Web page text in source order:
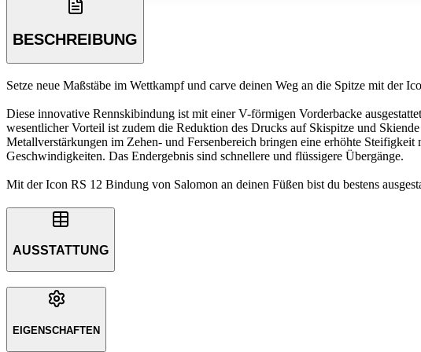
BESCHREIBUNG
Setze neue Maßstäbe im Wettkampf und carve deinen Weg an die Spitze mit der
Diese innovative Rennskibindung ist mit einer V-förmigen Vorderbacke
wesentlicher Vorteil ist zudem die Reduktion des Drucks auf Skispitze und
Metallverstärkungen im Zehen- und Fersenbereich bringen eine erhöhte
Geschwindigkeiten. Das Endergebnis sind schnellere und flüssigere Übergänge.
Mit der Icon RS 12 Bindung von Salomon an deinen Füßen bist du bestens
AUSSTATTUNG
EIGENSCHAFTEN